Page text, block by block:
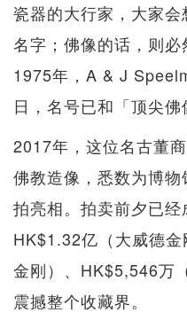
瓷器的大行家，大家
名字；佛像的话，则必
1975年，A & J
日，名号已和「顶尖佛
2017年，这位名古董
佛教造像，悉数为博
拍亮相。拍卖前夕已
HK$1.32亿（大威德
金刚）、HK$5,546万
震撼整个收藏界。